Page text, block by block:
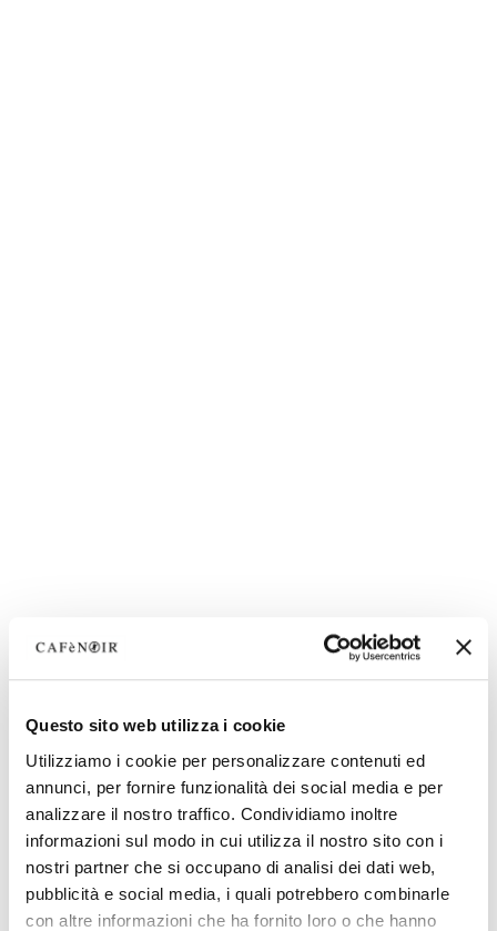
Questo sito web utilizza i cookie
Utilizziamo i cookie per personalizzare contenuti ed
annunci, per fornire funzionalità dei social media e per
analizzare il nostro traffico. Condividiamo inoltre
informazioni sul modo in cui utilizza il nostro sito con i
nostri partner che si occupano di analisi dei dati web,
pubblicità e social media, i quali potrebbero combinarle
con altre informazioni che ha fornito loro o che hanno